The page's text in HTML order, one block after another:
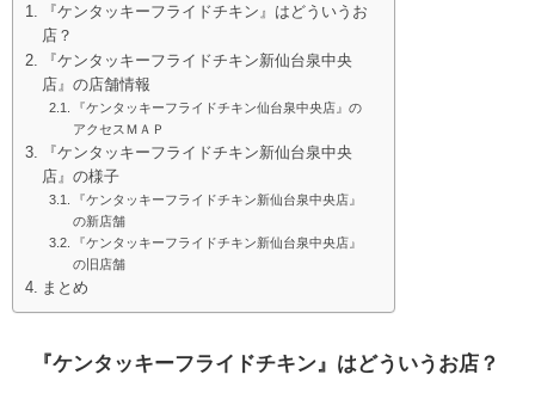
『ケンタッキーフライドチキン』はどういうお
店？
『ケンタッキーフライドチキン新仙台泉中央
店』の店舗情報
『ケンタッキーフライドチキン仙台泉中央店』の
アクセスＭＡＰ
『ケンタッキーフライドチキン新仙台泉中央
店』の様子
『ケンタッキーフライドチキン新仙台泉中央店』
の新店舗
『ケンタッキーフライドチキン新仙台泉中央店』
の旧店舗
まとめ
『ケンタッキーフライドチキン』はどういうお店？